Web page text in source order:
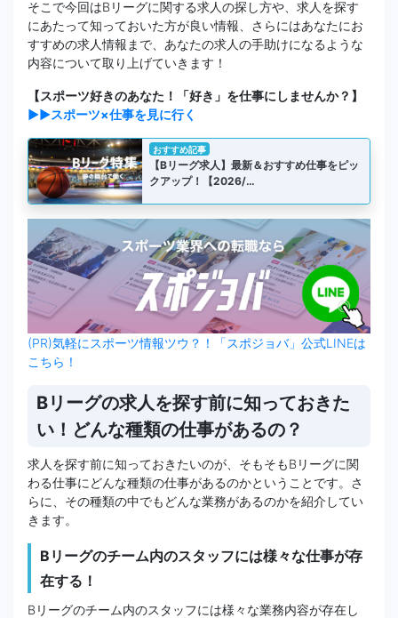
そこで今回はBリーグに関する求人の探し方や、求人を探す
にあたって知っておいた方が良い情報、さらにはあなたにお
すすめの求人情報まで、あなたの求人の手助けになるような
内容について取り上げていきます！
【スポーツ好きのあなた！「好き」を仕事にしませんか？】
▶▶スポーツ×仕事を見に行く
おすすめ記事
【Bリーグ求人】最新＆おすすめ仕事をピッ
クアップ！【2026/…
(PR)気軽にスポーツ情報ツウ？！「スポジョバ」公式LINEは
こちら！
Bリーグの求人を探す前に知っておきた
い！どんな種類の仕事があるの？
求人を探す前に知っておきたいのが、そもそもBリーグに関
わる仕事にどんな種類の仕事があるのかということです。さ
らに、その種類の中でもどんな業務があるのかを紹介してい
きます。
Bリーグのチーム内のスタッフには様々な仕事が存
在する！
Bリーグのチーム内のスタッフには様々な業務内容が存在し